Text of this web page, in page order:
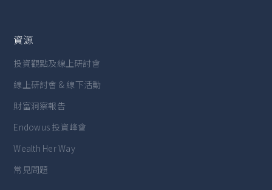
資源
投資觀點及線上研討會
線上研討會 & 線下活動
財富洞察報告
Endowus 投資峰會
Wealth Her Way
常見問題